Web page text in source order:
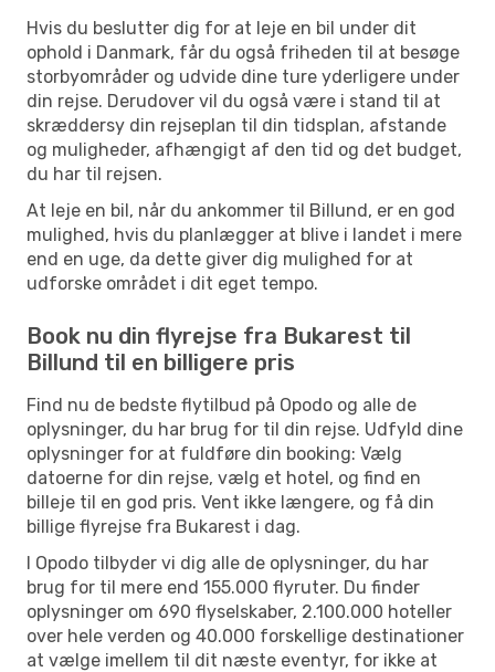
Hvis du beslutter dig for at leje en bil under dit
ophold i Danmark, får du også friheden til at besøge
storbyområder og udvide dine ture yderligere under
din rejse. Derudover vil du også være i stand til at
skræddersy din rejseplan til din tidsplan, afstande
og muligheder, afhængigt af den tid og det budget,
du har til rejsen.
At leje en bil, når du ankommer til Billund, er en god
mulighed, hvis du planlægger at blive i landet i mere
end en uge, da dette giver dig mulighed for at
udforske området i dit eget tempo.
Book nu din flyrejse fra Bukarest til
Billund til en billigere pris
Find nu de bedste flytilbud på Opodo og alle de
oplysninger, du har brug for til din rejse. Udfyld dine
oplysninger for at fuldføre din booking: Vælg
datoerne for din rejse, vælg et hotel, og find en
billeje til en god pris. Vent ikke længere, og få din
billige flyrejse fra Bukarest i dag.
I Opodo tilbyder vi dig alle de oplysninger, du har
brug for til mere end 155.000 flyruter. Du finder
oplysninger om 690 flyselskaber, 2.100.000 hoteller
over hele verden og 40.000 forskellige destinationer
at vælge imellem til dit næste eventyr, for ikke at